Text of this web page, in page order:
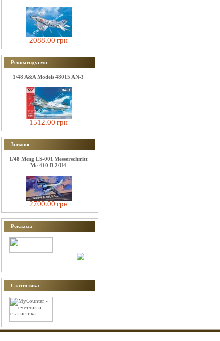
2088.00 грн
Рекомендуємо
1/48 A&A Models 48015 AN-3
1512.00 грн
Знижки
1/48 Meng LS-001 Messerschmitt
Me 410 B-2/U4
2700.00 грн
Реклама
Статистика